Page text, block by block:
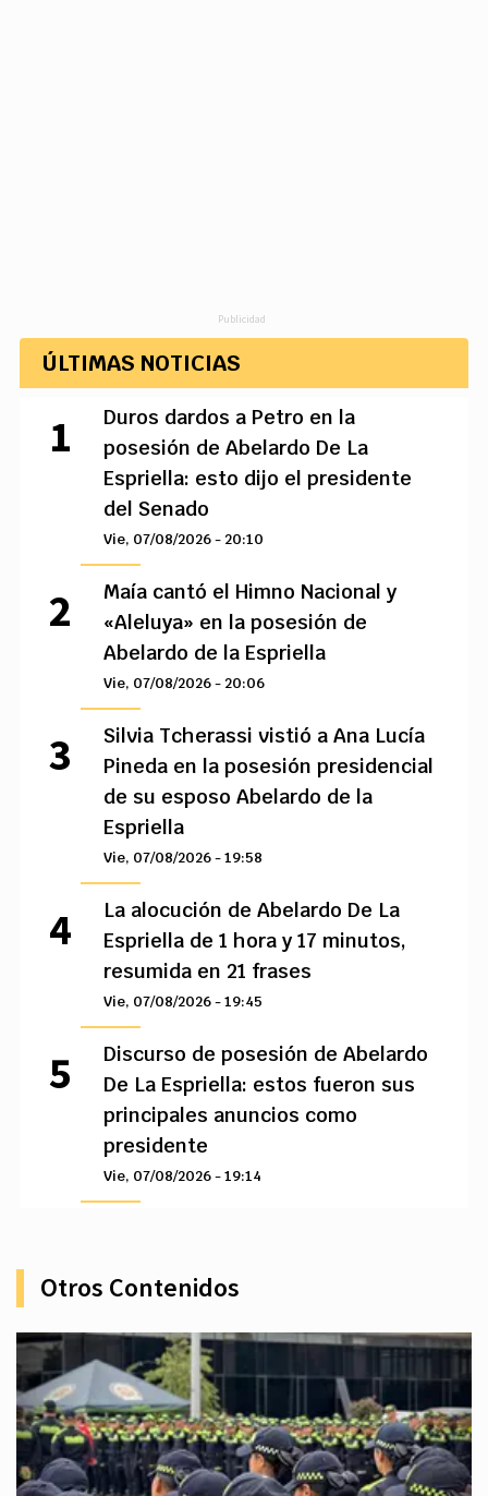
Publicidad
ÚLTIMAS NOTICIAS
Duros dardos a Petro en la
posesión de Abelardo De La
Espriella: esto dijo el presidente
del Senado
Vie, 07/08/2026 - 20:10
Maía cantó el Himno Nacional y
«Aleluya» en la posesión de
Abelardo de la Espriella
Vie, 07/08/2026 - 20:06
Silvia Tcherassi vistió a Ana Lucía
Pineda en la posesión presidencial
de su esposo Abelardo de la
Espriella
Vie, 07/08/2026 - 19:58
La alocución de Abelardo De La
Espriella de 1 hora y 17 minutos,
resumida en 21 frases
Vie, 07/08/2026 - 19:45
Discurso de posesión de Abelardo
De La Espriella: estos fueron sus
principales anuncios como
presidente
Vie, 07/08/2026 - 19:14
Otros Contenidos